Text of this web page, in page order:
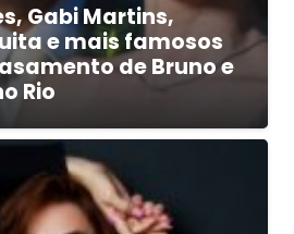
Gabi Martins,
e mais famosos
de Bruno e
Rio